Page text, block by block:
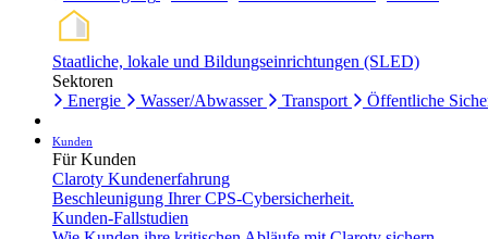
Staatliche, lokale und Bildungseinrichtungen (SLED)
Sektoren
Energie
Wasser/Abwasser Transport Öffentliche
Kunden
Für Kunden
Claroty Kundenerfahrung
Beschleunigung Ihrer CPS-Cybersicherheit.
Kunden-Fallstudien